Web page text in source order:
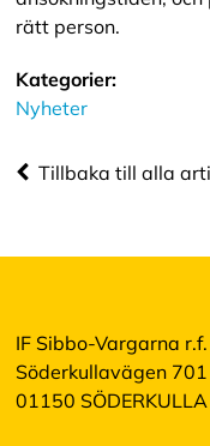
rätt person.
Kategorier:
Nyheter
Tillbaka till alla
IF Sibbo-Vargarna r.f.
Söderkullavägen 701
01150 SÖDERKULLA